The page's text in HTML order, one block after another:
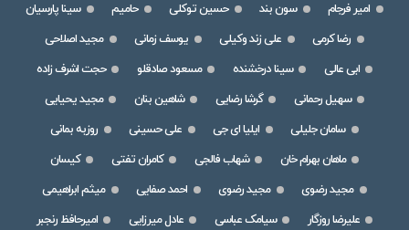
امیر فرجام
سون بند حسین توکلی حامیم
سینا پارسیان
رضا کرمی
علی زند وکیلی یوسف زمانی
مجید اصلاحی
ابی عالی
سینا درخشنده مسعود صادقلو
حجت اشرف زاده
سهیل رحمانی
گرشا رضایی شاهین بنان
مجید یحیایی
سامان جلیلی
ایلیا ای جی علی حسینی
روزبه بمانی
ماهان بهرام خان
شهاب فالجی کامران تفتی
کیسان
مجید رضوی
مجید رضوی احمد صفایی
میثم ابراهیمی
علیرضا روزگار
سیامک عباسی عادل میرزایی
امیرحافظ رنجبر